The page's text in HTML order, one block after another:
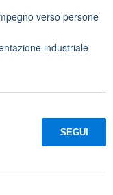
verso persone
industriale
SEGUI